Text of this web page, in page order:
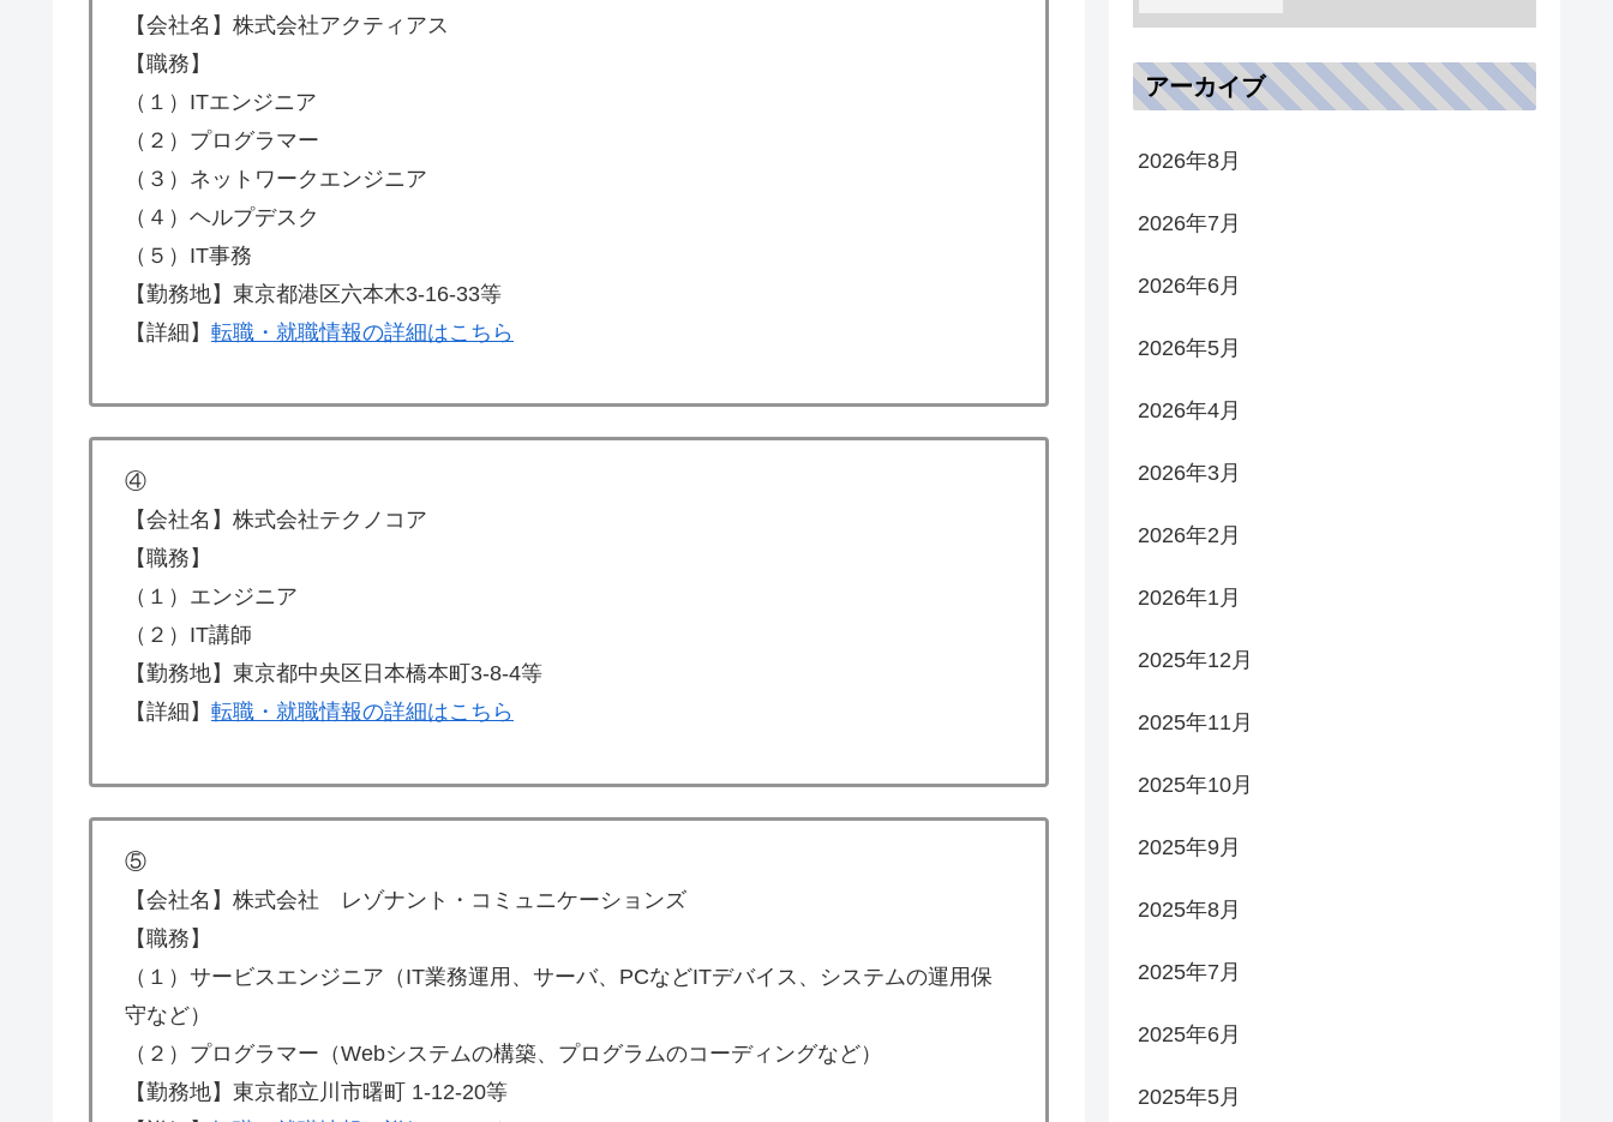
【会社名】株式会社アクティアス
【職務】
（１）ITエンジニア
（２）プログラマー
（３）ネットワークエンジニア
（４）ヘルプデスク
（５）IT事務
【勤務地】東京都港区六本木3-16-33等
【詳細】 転職・就職情報の詳細はこちら
④
【会社名】株式会社テクノコア
【職務】
（１）エンジニア
（２）IT講師
【勤務地】東京都中央区日本橋本町3-8-4等
【詳細】 転職・就職情報の詳細はこちら
⑤
【会社名】株式会社 レゾナント・コミュニケーションズ
【職務】
（１）サービスエンジニア（IT業務運用、サーバ、PCなどITデバイス、システムの運用保
守など）
（２）プログラマー（Webシステムの構築、プログラムのコーディングなど）
【勤務地】東京都立川市曙町 1-12-20等
アーカイブ
2026年8月
2026年7月
2026年6月
2026年5月
2026年4月
2026年3月
2026年2月
2026年1月
2025年12月
2025年11月
2025年10月
2025年9月
2025年8月
2025年7月
2025年6月
2025年5月